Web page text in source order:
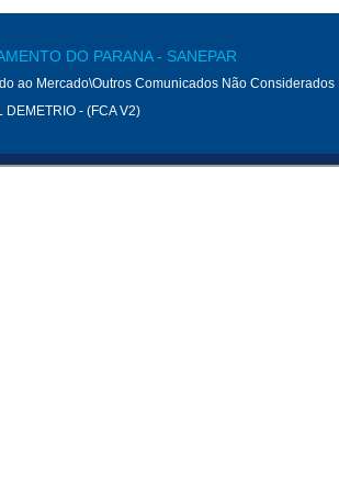
DO PARANA - SANEPAR
ao Mercado\Outros Comunicados Não Considerados
DEMETRIO - (FCA V2)